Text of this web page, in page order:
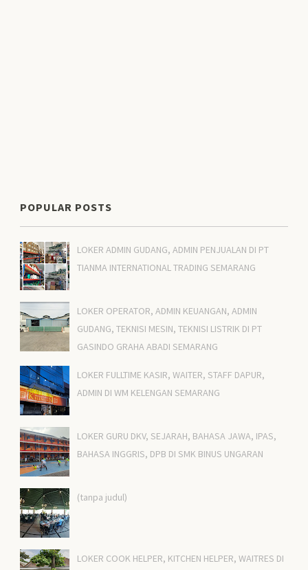
POPULAR POSTS
LOKER ADMIN GUDANG, ADMIN PENJUALAN DI PT
TIANMA INTERNATIONAL TRADING SEMARANG
LOKER OPERATOR, ADMIN KEUANGAN, ADMIN
GUDANG, TEKNISI MESIN, TEKNISI LISTRIK DI PT
GASINDO GRAHA ABADI SEMARANG
LOKER FULLTIME KASIR, WAITER, STAFF DAPUR,
ADMIN DI WM KELENGAN SEMARANG
LOKER GURU DKV, SEJARAH, BAHASA JAWA, IPAS,
BAHASA INGGRIS, DPB DI SMK BINUS UNGARAN
(tanpa judul)
LOKER COOK HELPER, KITCHEN HELPER, WAITRES DI